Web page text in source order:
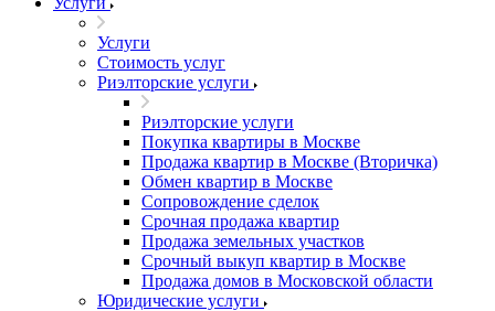
Услуги
Стоимость услуг
Риэлторские услуги
Риэлторские услуги
Покупка квартиры в Москве
Продажа квартир в Москве (Вторичка)
Обмен квартир в Москве
Сопровождение сделок
Срочная продажа квартир
Продажа земельных участков
Срочный выкуп квартир в Москве
Продажа домов в Московской области
Юридические услуги